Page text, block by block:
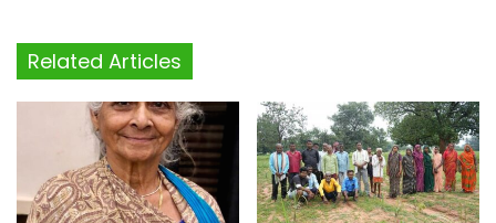
Related Articles